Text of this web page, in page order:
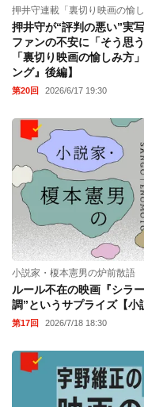
押井守連載「裏切り映画の愉し
押井守が“評判の悪い”実
ファンの不安に「そう思
「裏切り映画の愉しみ方
ング』後編】
第20回 2026/6/17 19:30
小説家・榎本憲男の炉前散語
ルール不在の映画『シラ
調”というサプライズ【小
第17回 2026/7/18 18:30